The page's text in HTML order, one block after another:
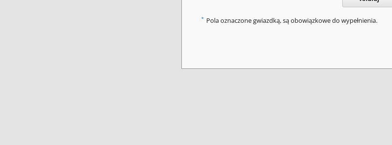
* Pola oznaczone gwiazdką, są obowiązkowe do wypełnienia.